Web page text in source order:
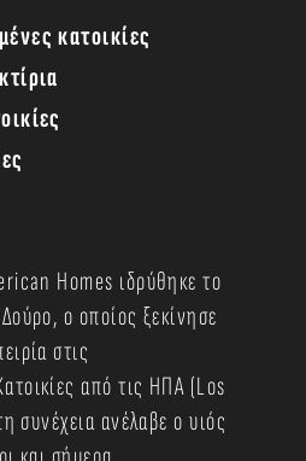
κατοικίες
Homes ιδρύθηκε το
ο οποίος ξεκίνησε
στις
από τις ΗΠΑ (Los
ανέλαβε ο υιός